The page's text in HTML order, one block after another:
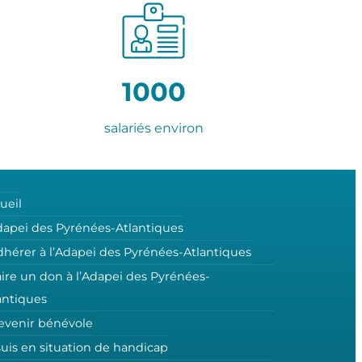
1000
salariés environ
des Pyrénées-Atlantiques
à l’Adapei des Pyrénées-Atlantiques
un don à l’Adapei des Pyrénées-
bénévole
en situation de handicap